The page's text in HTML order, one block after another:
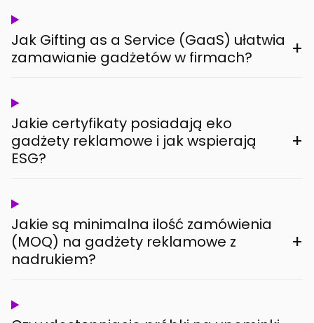
Jak Gifting as a Service (GaaS) ułatwia
zamawianie gadżetów w firmach?
+
Jakie certyfikaty posiadają eko
gadżety reklamowe i jak wspierają
ESG?
+
Jakie są minimalna ilość zamówienia
(MOQ) na gadżety reklamowe z
nadrukiem?
+